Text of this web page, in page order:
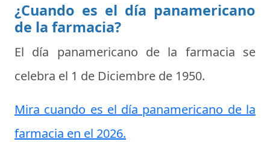
¿Cuando es el día panamericano
de la farmacia?
El día panamericano de la farmacia se
celebra el 1 de Diciembre de 1950.
Mira cuando es el día panamericano de la
farmacia en el 2026.